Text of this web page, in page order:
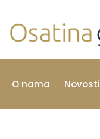
O nama Novosti